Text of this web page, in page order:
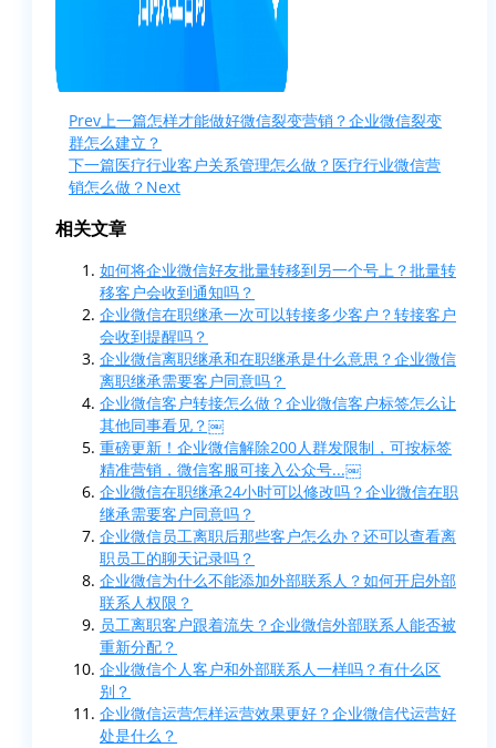
Prev上一篇怎样才能做好微信裂变营销？企业微信裂变
群怎么建立？
下一篇医疗行业客户关系管理怎么做？医疗行业微信营
销怎么做？ Next
相关文章
如何将企业微信好友批量转移到另一个号上？批量转
移客户会收到通知吗？
企业微信在职继承一次可以转接多少客户？转接客户
会收到提醒吗？
企业微信离职继承和在职继承是什么意思？企业微信
离职继承需要客户同意吗？
企业微信客户转接怎么做？企业微信客户标签怎么让
其他同事看见？￼
重磅更新！企业微信解除200人群发限制，可按标签
精准营销，微信客服可接入公众号...￼
企业微信在职继承24小时可以修改吗？企业微信在职
继承需要客户同意吗？
企业微信员工离职后那些客户怎么办？还可以查看离
职员工的聊天记录吗？
企业微信为什么不能添加外部联系人？如何开启外部
联系人权限？
员工离职客户跟着流失？企业微信外部联系人能否被
重新分配？
企业微信个人客户和外部联系人一样吗？有什么区
别？
企业微信运营怎样运营效果更好？企业微信代运营好
处是什么？